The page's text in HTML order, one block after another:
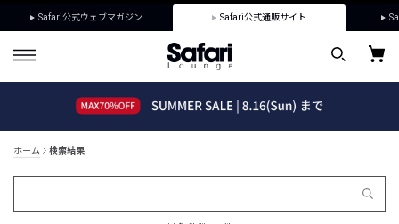
Safari公式ウェブマガジン Safari公式通販サイト
ホーム 検索結果